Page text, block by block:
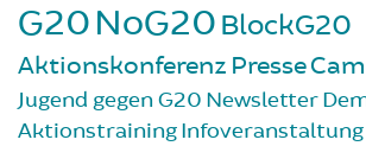
G20NoG20 BlockG20
Aktionskonferenz Presse
Jugend gegen G20 Newsletter
AktionstrainingInfoveranstaltung